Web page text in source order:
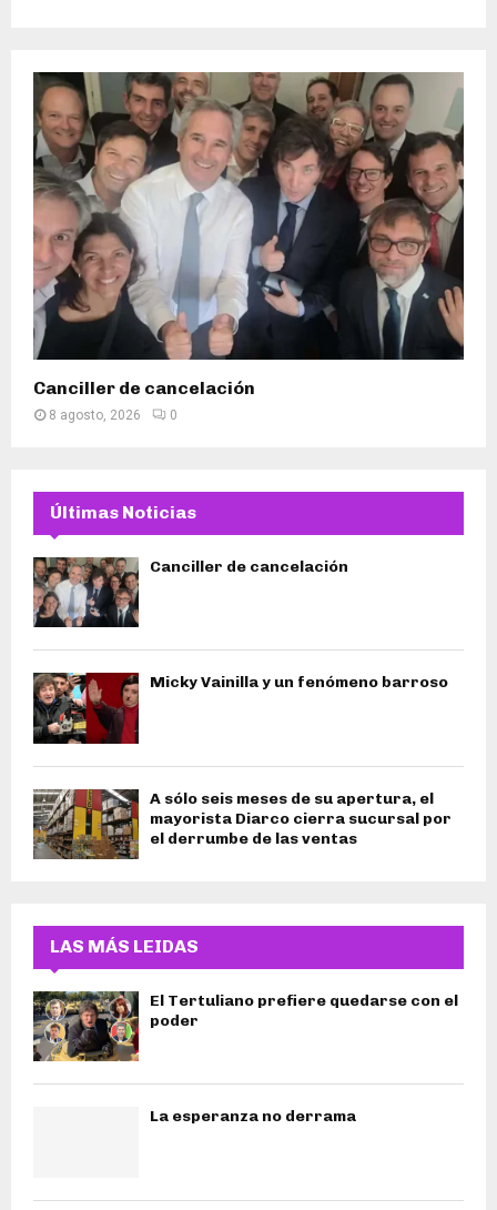
Canciller de cancelación
8 agosto, 2026 0
Últimas Noticias
Canciller de cancelación
Micky Vainilla y un fenómeno barroso
A sólo seis meses de su apertura, el
mayorista Diarco cierra sucursal por
el derrumbe de las ventas
LAS MÁS LEIDAS
El Tertuliano prefiere quedarse con el
poder
La esperanza no derrama